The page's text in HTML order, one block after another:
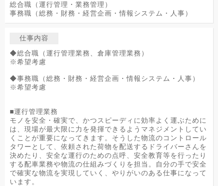
総合職（運行管理・業務管理）
事務職（総務・財務・経営企画・情報システム・人事）
仕事内容
◆総合職（運行管理業務、倉庫管理業務）
※希望考慮
◆事務職（総務・財務・経営企画・情報システム・人事）
※希望考慮
■運行管理業務
モノを安全・確実で、かつスピーディに効率よく運ぶために
は、現場が最大限に力を発揮できるようマネジメントしてい
くことが重要になってきます。そうした物流のコントロール
タワーとして、依頼された荷物を配送するドライバーさんを
決めたり、安全な運行のための点呼、安全教育等を行ったり
する配車業務や物流の仕組みづくりを担当。自分の手で安全
で確実な物流を実現していく、やりがいのある仕事になって
います。